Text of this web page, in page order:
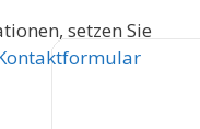
setzen Sie